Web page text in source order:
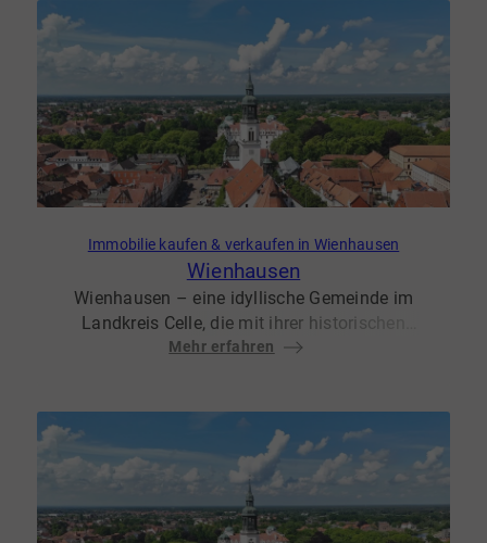
gefragten Wohnort für Familien, Berufstätige
und Senioren macht.
Immobilie kaufen & verkaufen in Wienhausen
Wienhausen
Wienhausen – eine idyllische Gemeinde im
Landkreis Celle, die mit ihrer historischen
Kulisse, naturnahen Lage und hohen
Wohnkomfort, was Wienhausen zu einem
gefragten Wohnort für Familien, Pendler und
Kulturliebhaber macht.
Mehr erfahren